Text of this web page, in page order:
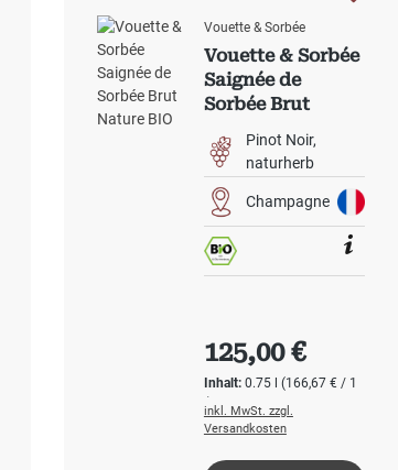
Vouette & Sorbée
Vouette & Sorbée
Saignée de
Sorbée Brut
Nature BIO
Pinot Noir
naturherb
Champagne
Inhalt: 0.75 l (166,67 € / 1
l)
Regulärer Preis:
125,00 €
inkl. MwSt. zzgl.
Versandkosten